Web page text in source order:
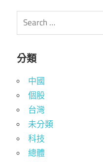
分類
中國
個股
台灣
未分類
科技
總體